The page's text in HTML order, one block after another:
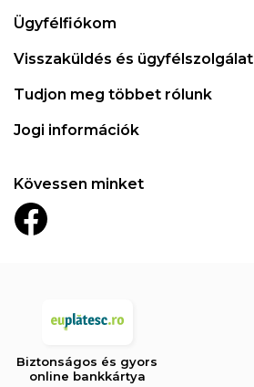
Ügyfélfiókom
Visszaküldés és ügyfélszolgálat
Tudjon meg többet rólunk
Jogi információk
Kövessen minket
Biztonságos és gyors
online bankkártya